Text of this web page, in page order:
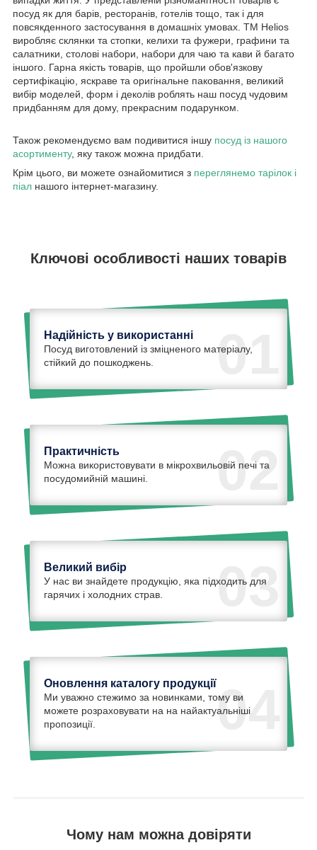
посуд як для барів, ресторанів, готелів тощо, так і для
повсякденного застосування в домашніх умовах. TM Helios
виробляє склянки та стопки, келихи та фужери, графини та
салатники, столові набори, набори для чаю та кави й багато
іншого. Гарна якість товарів, що пройшли обов'язкову
сертифікацію, яскраве та оригінальне паковання, великий
вибір моделей, форм і деколів роблять наш посуд чудовим
придбанням для дому, прекрасним подарунком.
Також рекомендуємо вам подивитися іншу посуд із нашого
асортименту, яку також можна придбати.
Крім цього, ви можете ознайомитися з переглянемо тарілок і
піал нашого інтернет-магазину.
Ключові особливості наших товарів
01
Надійність у використанні
Посуд виготовлений із зміцненого матеріалу,
стійкий до пошкоджень.
02
Практичність
Можна використовувати в мікрохвильовій печі та
посудомийній машині.
03
Великий вибір
У нас ви знайдете продукцію, яка підходить для
гарячих і холодних страв.
04
Оновлення каталогу продукції
Ми уважно стежимо за новинками, тому ви
можете розраховувати на на найактуальніші
пропозиції.
Чому нам можна довіряти